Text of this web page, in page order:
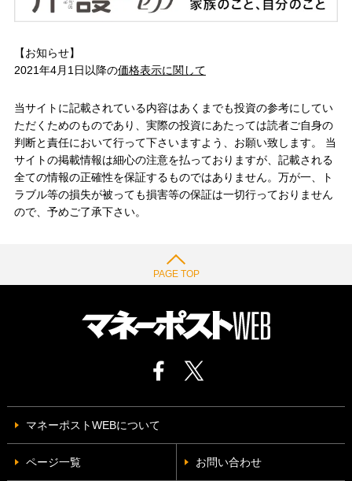
【お知らせ】
2021年4月1日以降の価格表示に関して
当サイトに記載されている内容はあくまでも投資の参考にしてい
ただくためのものであり、実際の投資にあたっては読者ご自身の
判断と責任において行って下さいますよう、お願い致します。 当
サイトの掲載情報は細心の注意を払っておりますが、記載される
全ての情報の正確性を保証するものではありません。万が一、ト
ラブル等の損失が被っても損害等の保証は一切行っておりません
ので、予めご了承下さい。
PAGE TOP
マネーポストWEBについて
ページ一覧 お問い合わせ